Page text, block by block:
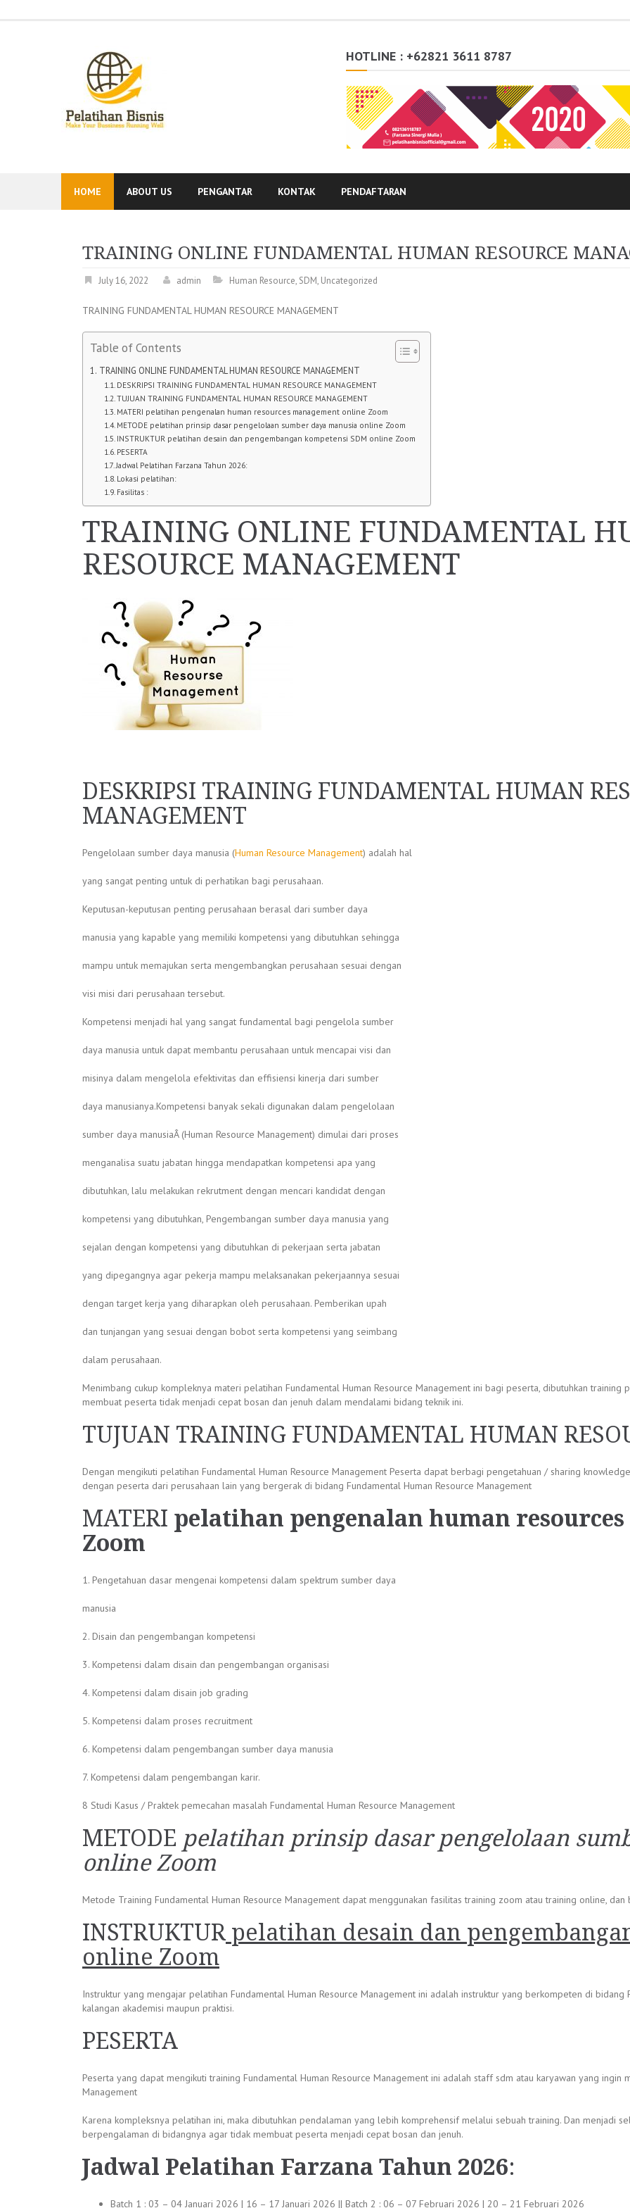
HOTLINE : +62821 3611 8787
HOME ABOUT US PENGANTAR KONTAK PENDAFTARAN
TRAINING ONLINE FUNDAMENTAL HUMAN RESOURCE
July 16, 2022 admin Human Resource, SDM, Uncategorized
TRAINING FUNDAMENTAL HUMAN RESOURCE MANAGEMENT
Table of Contents
TRAINING ONLINE FUNDAMENTAL HUMAN RESOURCE MANAGEMENT
DESKRIPSI TRAINING FUNDAMENTAL HUMAN RESOURCE MANAGEMENT
TUJUAN TRAINING FUNDAMENTAL HUMAN RESOURCE MANAGEMENT
MATERI pelatihan pengenalan human resources management online Zoom
METODE pelatihan prinsip dasar pengelolaan sumber daya manusia online Zoom
INSTRUKTUR pelatihan desain dan pengembangan kompetensi SDM online Zoom
PESERTA
Jadwal Pelatihan Farzana Tahun 2026:
Lokasi pelatihan:
Fasilitas :
TRAINING ONLINE FUNDAMENTAL
RESOURCE MANAGEMENT
DESKRIPSI TRAINING FUNDAMENTAL HUMAN
MANAGEMENT
Pengelolaan sumber daya manusia (Human Resource Management) adalah hal
yang sangat penting untuk di perhatikan bagi perusahaan.
Keputusan-keputusan penting perusahaan berasal dari sumber daya
manusia yang kapable yang memiliki kompetensi yang dibutuhkan sehingga
mampu untuk memajukan serta mengembangkan perusahaan sesuai dengan
visi misi dari perusahaan tersebut.
Kompetensi menjadi hal yang sangat fundamental bagi pengelola sumber
daya manusia untuk dapat membantu perusahaan untuk mencapai visi dan
misinya dalam mengelola efektivitas dan effisiensi kinerja dari sumber
daya manusianya.Kompetensi banyak sekali digunakan dalam pengelolaan
sumber daya manusiaÂ (Human Resource Management) dimulai dari proses
menganalisa suatu jabatan hingga mendapatkan kompetensi apa yang
dibutuhkan, lalu melakukan rekrutment dengan mencari kandidat dengan
kompetensi yang dibutuhkan, Pengembangan sumber daya manusia yang
sejalan dengan kompetensi yang dibutuhkan di pekerjaan serta jabatan
yang dipegangnya agar pekerja mampu melaksanakan pekerjaannya sesuai
dengan target kerja yang diharapkan oleh perusahaan. Pemberikan upah
dan tunjangan yang sesuai dengan bobot serta kompetensi yang seimbang
dalam perusahaan.
Menimbang cukup kompleknya materi pelatihan Fundamental Human Resource Management ini bagi peserta, dibutuhkan
membuat peserta tidak menjadi cepat bosan dan jenuh dalam mendalami bidang teknik ini.
TUJUAN TRAINING FUNDAMENTAL HUMAN
Dengan mengikuti pelatihan Fundamental Human Resource Management Peserta dapat berbagi pengetahuan / sharing
dengan peserta dari perusahaan lain yang bergerak di bidang Fundamental Human Resource Management
MATERI pelatihan pengenalan human
Zoom
1. Pengetahuan dasar mengenai kompetensi dalam spektrum sumber daya
manusia
2. Disain dan pengembangan kompetensi
3. Kompetensi dalam disain dan pengembangan organisasi
4. Kompetensi dalam disain job grading
5. Kompetensi dalam proses recruitment
6. Kompetensi dalam pengembangan sumber daya manusia
7. Kompetensi dalam pengembangan karir.
8 Studi Kasus / Praktek pemecahan masalah Fundamental Human Resource Management
METODE pelatihan prinsip dasar pengelolaan
online Zoom
Metode Training Fundamental Human Resource Management dapat menggunakan fasilitas training zoom atau training online,
INSTRUKTUR pelatihan desain dan
online Zoom
Instruktur yang mengajar pelatihan Fundamental Human Resource Management ini adalah instruktur yang berkompeten di bidang
kalangan akademisi maupun praktisi.
PESERTA
Peserta yang dapat mengikuti training Fundamental Human Resource Management ini adalah staff sdm atau karyawan yang ingin
Management
Karena kompleksnya pelatihan ini, maka dibutuhkan pendalaman yang lebih komprehensif melalui sebuah training. Dan menjadi
berpengalaman di bidangnya agar tidak membuat peserta menjadi cepat bosan dan jenuh.
Jadwal Pelatihan Farzana Tahun 2026:
Batch 1 : 03 – 04 Januari 2026 | 16 – 17 Januari 2026 || Batch 2 : 06 – 07 Februari 2026 | 20 – 21 Februari 2026